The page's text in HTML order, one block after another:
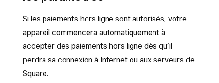
recommencer à accepter des paiements hors
ligne après vous être reconnecté toutes les
24 heures.
Vous devez téléverser vos paiements hors ligne
dans les 72 heures suivant le début de votre
Si les paiements hors ligne sont autorisés, votre
appareil commencera automatiquement à
accepter des paiements hors ligne dès qu’il
perdra sa connexion à Internet ou aux serveurs de
Square.